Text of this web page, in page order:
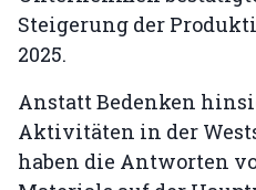
Steigerung der
2025.
Anstatt Bedenken
Aktivitäten in der
haben die Antworten